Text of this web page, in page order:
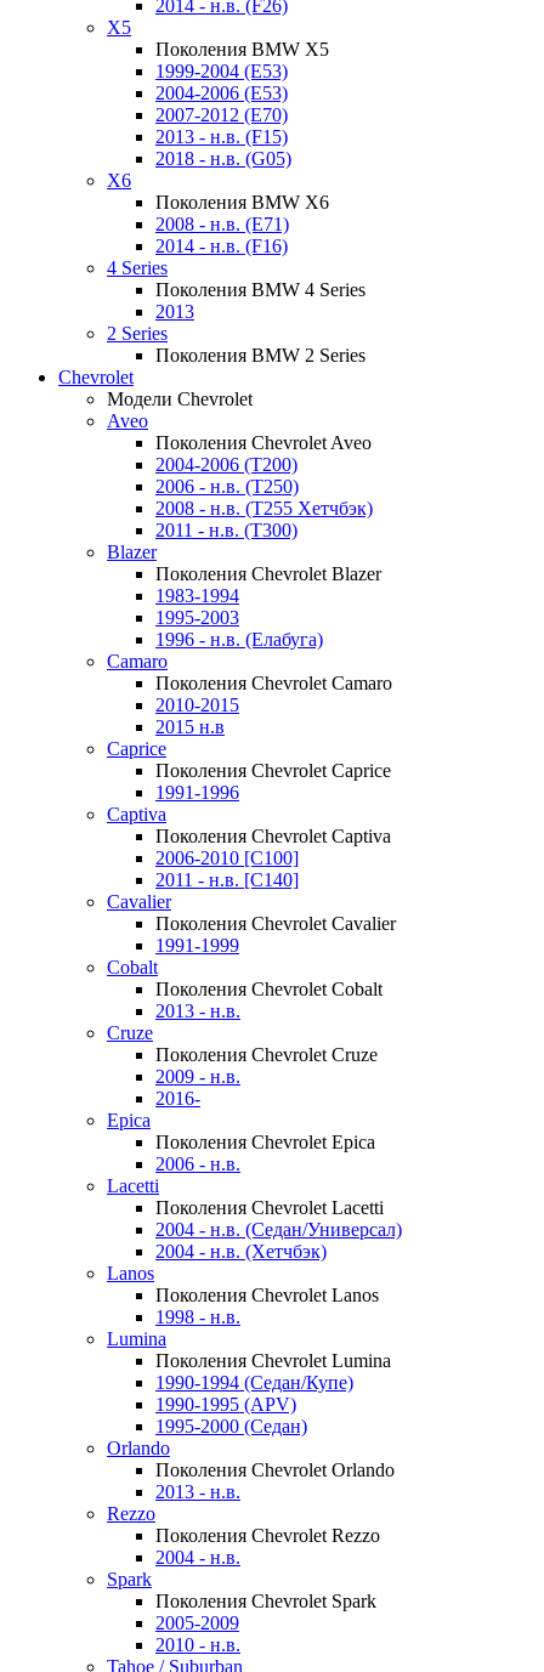
2014 - н.в. (F26)
X5
Поколения BMW X5
1999-2004 (E53)
2004-2006 (E53)
2007-2012 (E70)
2013 - н.в. (F15)
2018 - н.в. (G05)
X6
Поколения BMW X6
2008 - н.в. (E71)
2014 - н.в. (F16)
4 Series
Поколения BMW 4 Series
2013
2 Series
Поколения BMW 2 Series
Chevrolet
Модели Chevrolet
Aveo
Поколения Chevrolet Aveo
2004-2006 (T200)
2006 - н.в. (T250)
2008 - н.в. (T255 Хетчбэк)
2011 - н.в. (Т300)
Blazer
Поколения Chevrolet Blazer
1983-1994
1995-2003
1996 - н.в. (Елабуга)
Camaro
Поколения Chevrolet Camaro
2010-2015
2015 н.в
Caprice
Поколения Chevrolet Caprice
1991-1996
Captiva
Поколения Chevrolet Captiva
2006-2010 [C100]
2011 - н.в. [C140]
Cavalier
Поколения Chevrolet Cavalier
1991-1999
Cobalt
Поколения Chevrolet Cobalt
2013 - н.в.
Cruze
Поколения Chevrolet Cruze
2009 - н.в.
2016-
Epica
Поколения Chevrolet Epica
2006 - н.в.
Lacetti
Поколения Chevrolet Lacetti
2004 - н.в. (Седан/Универсал)
2004 - н.в. (Хетчбэк)
Lanos
Поколения Chevrolet Lanos
1998 - н.в.
Lumina
Поколения Chevrolet Lumina
1990-1994 (Седан/Купе)
1990-1995 (APV)
1995-2000 (Седан)
Orlando
Поколения Chevrolet Orlando
2013 - н.в.
Rezzo
Поколения Chevrolet Rezzo
2004 - н.в.
Spark
Поколения Chevrolet Spark
2005-2009
2010 - н.в.
Tahoe / Suburban